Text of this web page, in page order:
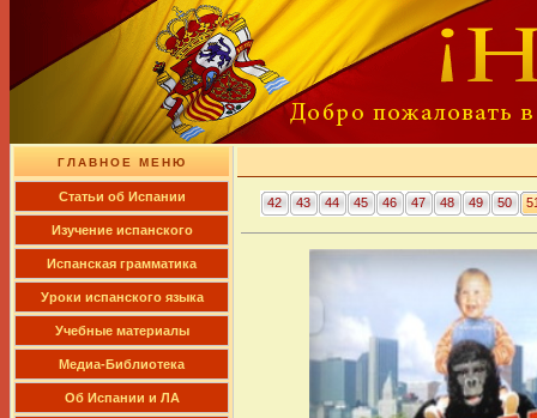
ГЛАВНОЕ МЕНЮ
Cтатьи об Испании
Изучение испанского
Испанская грамматика
Уроки испанского языка
Учебные материалы
Медиа-Библиотека
Об Испании и ЛА
42 43 44 45 46 47 48 49 50